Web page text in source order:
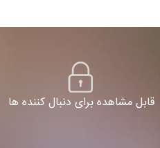
قابل مشاهده برای دنبال کننده ها